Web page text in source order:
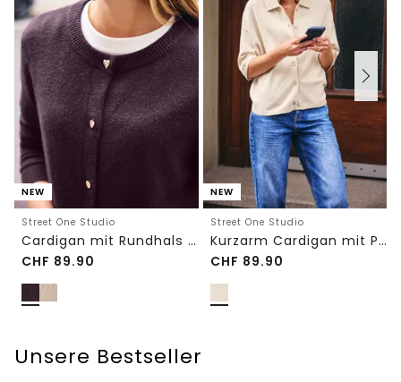
NEW
Street One Studio
Cardigan mit Rundhals und Knöpfen
CHF 89.90
NEW
Street One Studio
Kurzarm Cardigan mit Polokragen
CHF 89.90
Unsere Bestseller